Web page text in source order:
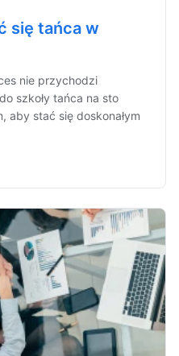
się tańca w
nie przychodzi
szkoły tańca na sto
aby stać się doskonałym